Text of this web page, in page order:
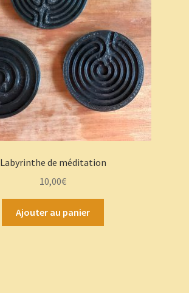
Labyrinthe de méditation
10,00€
Ajouter au panier